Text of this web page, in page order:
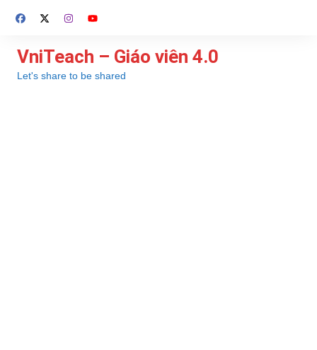
đến
dung
VniTeach – Giáo viên 4.0
Let's share to be shared